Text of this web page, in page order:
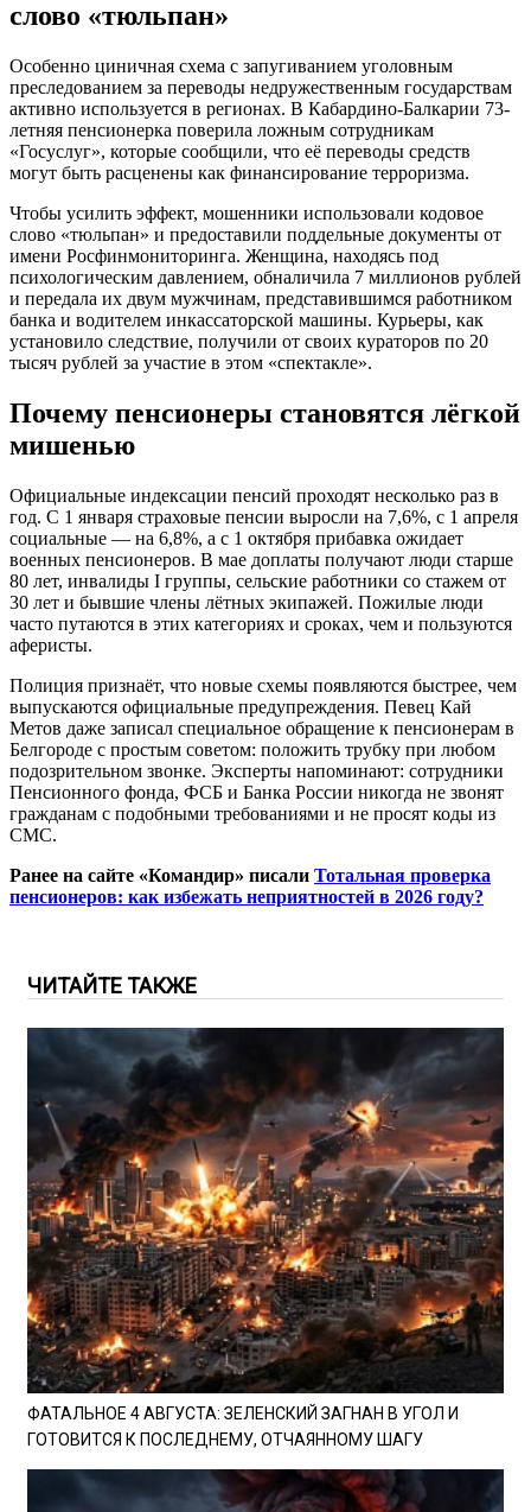
слово «тюльпан»
Особенно циничная схема с запугиванием уголовным
преследованием за переводы недружественным государствам
активно используется в регионах. В Кабардино-Балкарии 73-
летняя пенсионерка поверила ложным сотрудникам
«Госуслуг», которые сообщили, что её переводы средств
могут быть расценены как финансирование терроризма.
Чтобы усилить эффект, мошенники использовали кодовое
слово «тюльпан» и предоставили поддельные документы от
имени Росфинмониторинга. Женщина, находясь под
психологическим давлением, обналичила 7 миллионов рублей
и передала их двум мужчинам, представившимся работником
банка и водителем инкассаторской машины. Курьеры, как
установило следствие, получили от своих кураторов по 20
тысяч рублей за участие в этом «спектакле».
Почему пенсионеры становятся лёгкой
мишенью
Официальные индексации пенсий проходят несколько раз в
год. С 1 января страховые пенсии выросли на 7,6%, с 1 апреля
социальные — на 6,8%, а с 1 октября прибавка ожидает
военных пенсионеров. В мае доплаты получают люди старше
80 лет, инвалиды I группы, сельские работники со стажем от
30 лет и бывшие члены лётных экипажей. Пожилые люди
часто путаются в этих категориях и сроках, чем и пользуются
аферисты.
Полиция признаёт, что новые схемы появляются быстрее, чем
выпускаются официальные предупреждения. Певец Кай
Метов даже записал специальное обращение к пенсионерам в
Белгороде с простым советом: положить трубку при любом
подозрительном звонке. Эксперты напоминают: сотрудники
Пенсионного фонда, ФСБ и Банка России никогда не звонят
гражданам с подобными требованиями и не просят коды из
СМС.
Ранее на сайте «Командир» писали Тотальная проверка
пенсионеров: как избежать неприятностей в 2026 году?
ЧИТАЙТЕ ТАКЖЕ
ФАТАЛЬНОЕ 4 АВГУСТА: ЗЕЛЕНСКИЙ ЗАГНАН В УГОЛ И
ГОТОВИТСЯ К ПОСЛЕДНЕМУ, ОТЧАЯННОМУ ШАГУ